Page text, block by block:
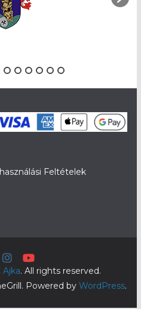
Feltételek
Ajka. All rights reserved.
Powered byWordPress.